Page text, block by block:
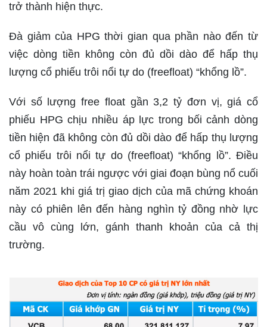
trở thành hiện thực.
Đà giảm của HPG thời gian qua phần nào đến từ
việc dòng tiền không còn đủ dồi dào để hấp thụ
lượng cổ phiếu trôi nổi tự do (freefloat) “khổng lồ”.
Với số lượng free float gần 3,2 tỷ đơn vị, giá cổ
phiếu HPG chịu nhiều áp lực trong bối cảnh dòng
tiền hiện đã không còn đủ dồi dào để hấp thụ lượng
cổ phiếu trôi nổi tự do (freefloat) “khổng lồ”. Điều
này hoàn toàn trái ngược với giai đoạn bùng nổ cuối
năm 2021 khi giá trị giao dịch của mã chứng khoán
này có phiên lên đến hàng nghìn tỷ đồng nhờ lực
cầu vô cùng lớn, gánh thanh khoản của cả thị
trường.